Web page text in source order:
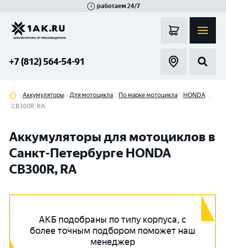
работаем 24/7
+7 (812) 564-54-91
Аккумуляторы Для мотоцикла По марке мотоцикла
HONDA
CB300R, RA
Аккумуляторы для мотоциклов в
Санкт-Петербурге HONDA
CB300R, RA
АКБ подобраны по типу корпуса, с
более точным подбором поможет наш
менеджер
Гатчина